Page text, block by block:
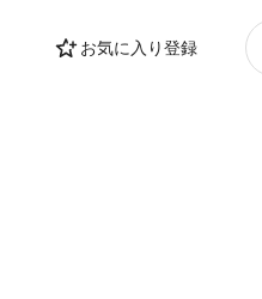
お気に入り登録